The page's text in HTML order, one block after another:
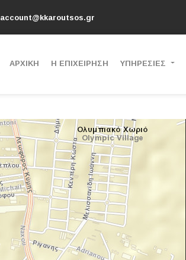
account@kkaroutsos.gr
ΑΡΧΙΚΗ Η ΕΠΙΧΕΙΡΗΣΗ ΥΠΗΡΕΣΙΕΣ